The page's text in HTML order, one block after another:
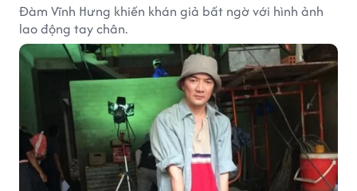
Đàm Vĩnh Hưng khiến khán giả bất ngờ với hình ảnh
lao động tay chân.